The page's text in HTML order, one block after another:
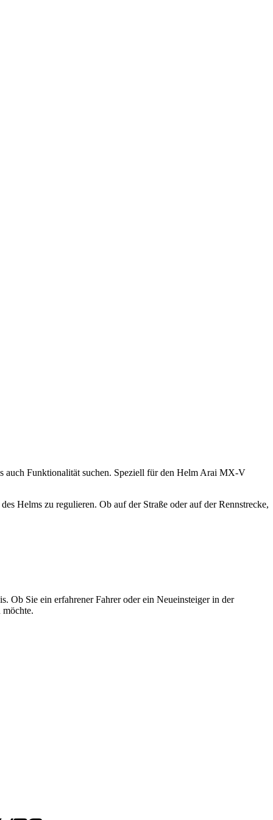
auch Funktionalität suchen. Speziell für den Helm Arai MX-V
Helms zu regulieren. Ob auf der Straße oder auf der Rennstrecke,
Ob Sie ein erfahrener Fahrer oder ein Neueinsteiger in der